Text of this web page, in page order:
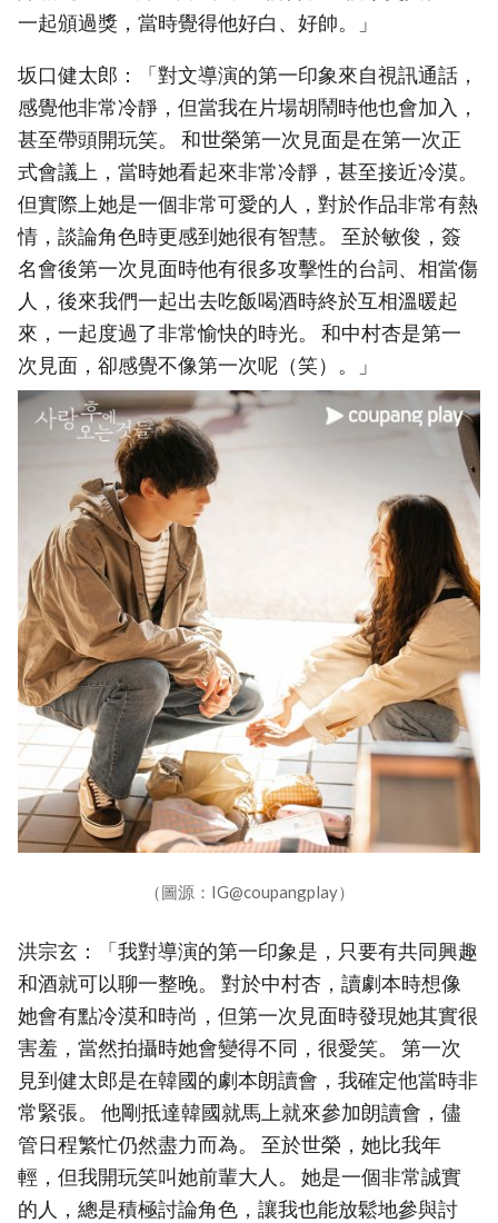
一起頒過獎，當時覺得他好白、好帥。」
坂口健太郎：「對文導演的第一印象來自視訊通話，
感覺他非常冷靜，但當我在片場胡鬧時他也會加入，
甚至帶頭開玩笑。 和世榮第一次見面是在第一次正
式會議上，當時她看起來非常冷靜，甚至接近冷漠。
但實際上她是一個非常可愛的人，對於作品非常有熱
情，談論角色時更感到她很有智慧。 至於敏俊，簽
名會後第一次見面時他有很多攻擊性的台詞、相當傷
人，後來我們一起出去吃飯喝酒時終於互相溫暖起
來，一起度過了非常愉快的時光。 和中村杏是第一
次見面，卻感覺不像第一次呢（笑）。」
（圖源：IG@coupangplay）
洪宗玄：「我對導演的第一印象是，只要有共同興趣
和酒就可以聊一整晚。 對於中村杏，讀劇本時想像
她會有點冷漠和時尚，但第一次見面時發現她其實很
害羞，當然拍攝時她會變得不同，很愛笑。 第一次
見到健太郎是在韓國的劇本朗讀會，我確定他當時非
常緊張。 他剛抵達韓國就馬上就來參加朗讀會，儘
管日程繁忙仍然盡力而為。 至於世榮，她比我年
輕，但我開玩笑叫她前輩大人。 她是一個非常誠實
的人，總是積極討論角色，讓我也能放鬆地參與討